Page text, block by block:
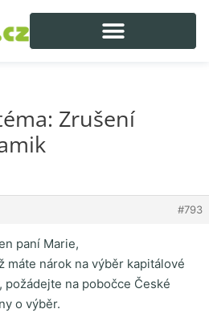
Zrušení
#793
paní Marie,
máte nárok na výběr kapitálové
požádejte na pobočce České
o výběr.